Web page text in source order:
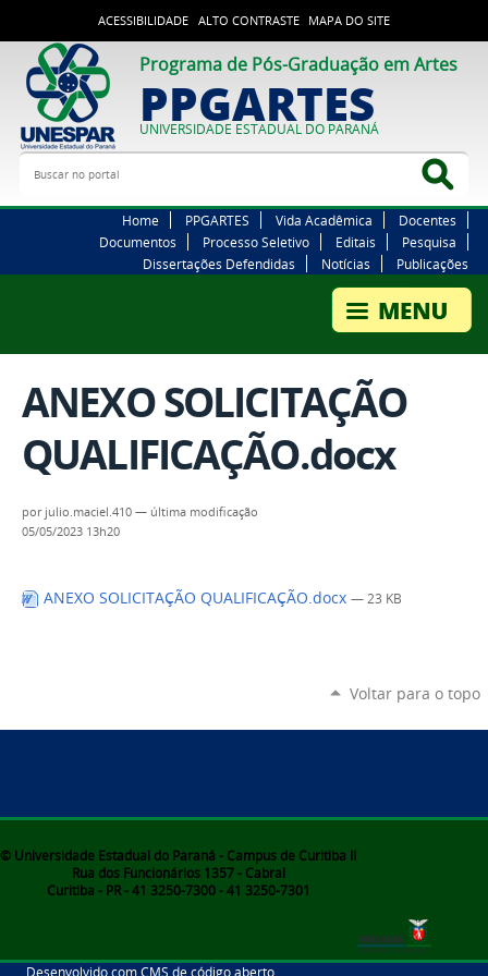
ACESSIBILIDADE ALTO CONTRASTE MAPA DO SITE
Programa de Pós-Graduação em Artes
PPGARTES
UNIVERSIDADE ESTADUAL DO PARANÁ
Buscar no portal
Home PPGARTES Vida Acadêmica
Docentes
Documentos
Processo Seletivo Editais
Pesquisa
Dissertações Defendidas
Notícias Publicações
ANEXO SOLICITAÇÃO
QUALIFICAÇÃO.docx
por julio.maciel.410 — última modificação
05/05/2023 13h20
ANEXO SOLICITAÇÃO QUALIFICAÇÃO.docx — 23 KB
Voltar para o topo
© Universidade Estadual do Paraná - Campus de Curitiba II
Rua dos Funcionários 1357 - Cabral
Curitiba - PR - 41 3250-7300 - 41 3250-7301
Desenvolvido com CMS de código aberto